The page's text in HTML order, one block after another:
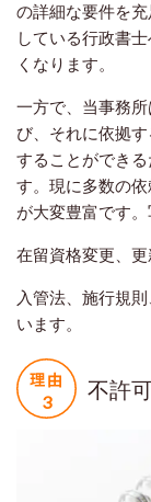
の詳細な要件を
している行政書
くなります。
一方で、当事務
び、それに依拠
することができ
す。現に多数の
が大変豊富です
在留資格変更、更
入管法、施行規
います。
不許